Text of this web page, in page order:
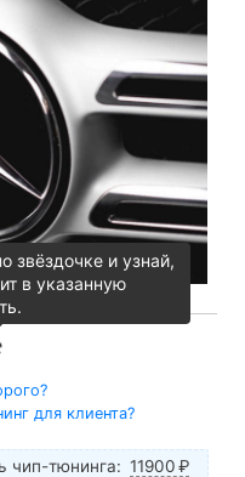
для клиента?
чип-тюнинга: 11900₽
звёздочке и узнай,
в указанную